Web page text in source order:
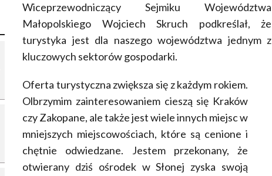
Wiceprzewodniczący Sejmiku Województwa
Małopolskiego Wojciech Skruch podkreślał, że
turystyka jest dla naszego województwa jednym z
kluczowych sektorów gospodarki.
Oferta turystyczna zwiększa się z każdym rokiem.
Olbrzymim zainteresowaniem cieszą się Kraków
czy Zakopane, ale także jest wiele innych miejsc w
mniejszych miejscowościach, które są cenione i
chętnie odwiedzane. Jestem przekonany, że
otwierany dziś ośrodek w Słonej zyska swoją